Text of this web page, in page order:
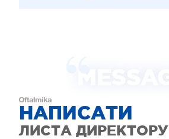
НАПИСАТИ
ЛИСТА ДИРЕКТОРУ